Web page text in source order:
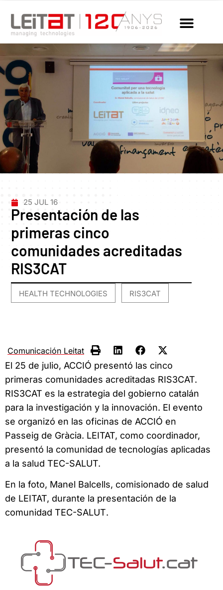
25 JUL 16
Presentación de las
primeras cinco
comunidades acreditadas
RIS3CAT
HEALTH TECHNOLOGIES RIS3CAT
Comunicación Leitat
El 25 de julio, ACCIÓ presentó las cinco
primeras comunidades acreditadas RIS3CAT.
RIS3CAT es la estrategia del gobierno catalán
para la investigación y la innovación. El evento
se organizó en las oficinas de ACCIÓ en
Passeig de Gràcia. LEITAT, como coordinador,
presentó la comunidad de tecnologías aplicadas
a la salud TEC-SALUT.
En la foto, Manel Balcells, comisionado de salud
de LEITAT, durante la presentación de la
comunidad TEC-SALUT.